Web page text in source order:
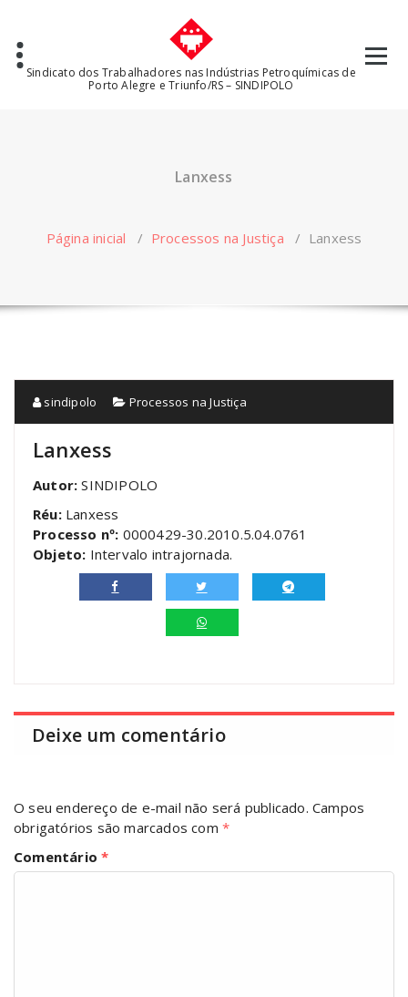
conteúdo
Sindicato dos Trabalhadores nas Indústrias Petroquímicas de
Porto Alegre e Triunfo/RS – SINDIPOLO
Lanxess
Página inicial / Processos na Justiça / Lanxess
sindipolo Processos na Justiça
Lanxess
Autor: SINDIPOLO
Réu:Lanxess
Processo nº: 0000429-30.2010.5.04.0761
Objeto: Intervalo intrajornada.
Deixe um comentário
O seu endereço de e-mail não será publicado. Campos
obrigatórios são marcados com *
Comentário*